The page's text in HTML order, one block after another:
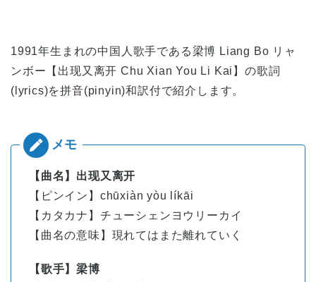
1991年生まれの中国人歌手である梁博 Liang Bo リャ
ンボー【出现又离开 Chu Xian You Li Kai】の歌詞
(lyrics)を拼音(pinyin)和訳付で紹介します。
【曲名】出现又离开
【ピンイン】 chūxiàn yòu líkāi
【カタカナ】チューシェンヨウリーカイ
【曲名の意味】現れてはまた離れていく
【歌手】梁博